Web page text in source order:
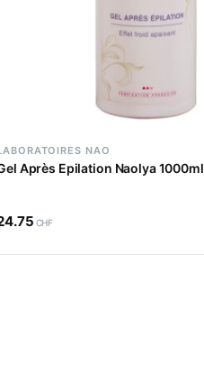
NAO
Après Epilation Naolya 1000ml
CHF